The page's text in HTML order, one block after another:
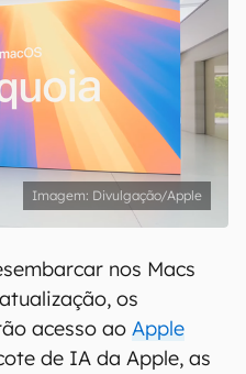
Divulgação/Apple
nos Macs
os
acesso ao Apple
de IA da Apple, as